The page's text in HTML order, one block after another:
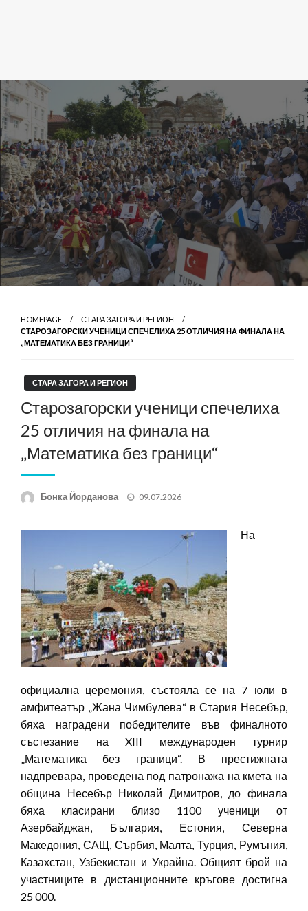
HOMEPAGE
СТАРА ЗАГОРА И РЕГИОН
СТАРОЗАГОРСКИ УЧЕНИЦИ СПЕЧЕЛИХА 25 ОТЛИЧИЯ НА ФИНАЛА НА
„МАТЕМАТИКА БЕЗ ГРАНИЦИ“
СТАРА ЗАГОРА И РЕГИОН
Старозагорски ученици спечелиха
25 отличия на финала на
„Математика без граници“
Бонка Йорданова
Posted
09.07.2026
На
официална церемония, състояла се на 7 юли в
амфитеатър „Жана Чимбулева“ в Стария Несебър,
бяха наградени победителите във финалното
състезание на XIII международен турнир
„Математика без граници“. В престижната
надпревара, проведена под патронажа на кмета на
община Несебър Николай Димитров, до финала
бяха класирани близо 1100 ученици от
Азербайджан, България, Естония, Северна
Македония, САЩ, Сърбия, Малта, Турция, Румъния,
Казахстан, Узбекистан и Украйна. Общият брой на
участниците в дистанционните кръгове достигна
25 000.